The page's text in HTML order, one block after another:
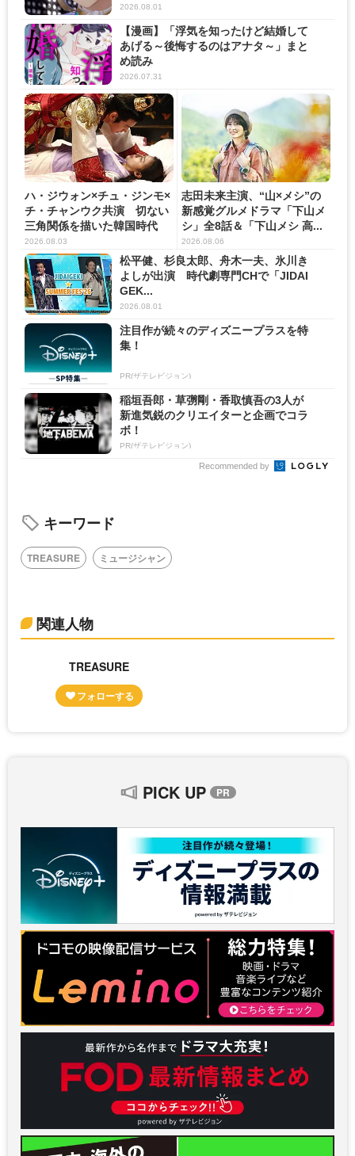
2026.08.01
【漫画】「浮気を知ったけど結婚して
あげる～後悔するのはアナタ～」まと
め読み
2026.07.31
ハ・ジウォン×チュ・ジンモ×
チ・チャンウク共演 切ない
三角関係を描いた韓国時代
劇...
2026.08.03
志田未来主演、“山×メシ”の
新感覚グルメドラマ「下山メ
シ」全8話＆「下山メシ 高...
2026.08.06
松平健、杉良太郎、舟木一夫、氷川き
よしが出演 時代劇専門CHで「JIDAI
GEK...
2026.08.01
注目作が続々のディズニープラスを特
集！
PR(ザテレビジョン)
稲垣吾郎・草彅剛・香取慎吾の3人が
新進気鋭のクリエイターと企画でコラ
ボ！
PR(ザテレビジョン)
Recommended by
キーワード
TREASURE ミュージシャン
関連人物
TREASURE
PICK UP